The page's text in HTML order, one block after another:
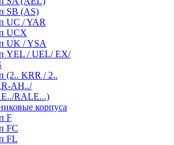
SB (AS)
UC / YAR
UCX
UK / YSA
YEL / UEL/ EX/
(2.. KRR / 2..
AH../
RALE...)
корпуса
F
FC
FL